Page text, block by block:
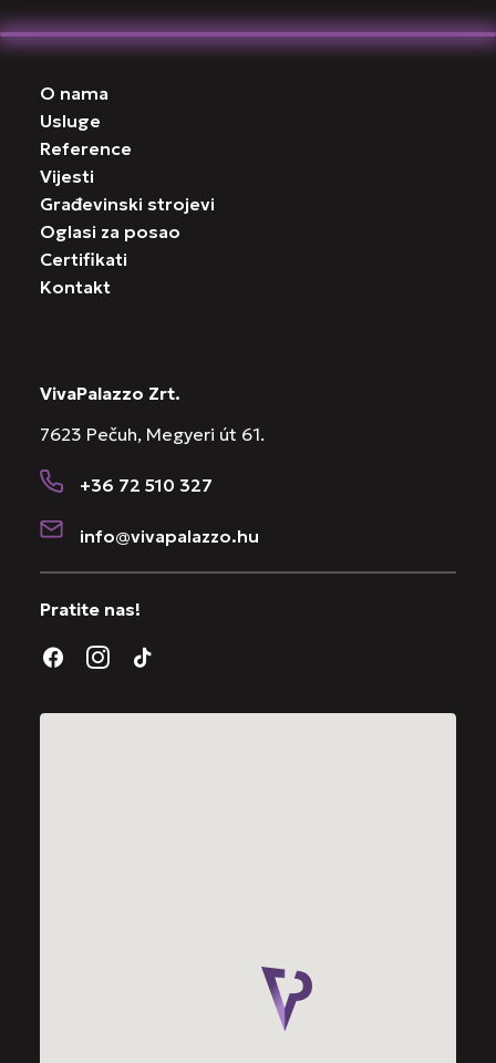
O nama
Usluge
Reference
Vijesti
Građevinski strojevi
Oglasi za posao
Certifikati
Kontakt
VivaPalazzo Zrt.
7623 Pečuh, Megyeri út 61.
+36 72 510 327
info@vivapalazzo.hu
Pratite nas!